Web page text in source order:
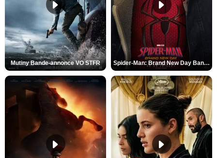
Mutiny Bande-annonce VO STFR Spider-Man: Brand New Day Bande-annonce VO STFR